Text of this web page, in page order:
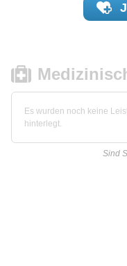
Es wurden noch keine
hinterlegt.
Sind